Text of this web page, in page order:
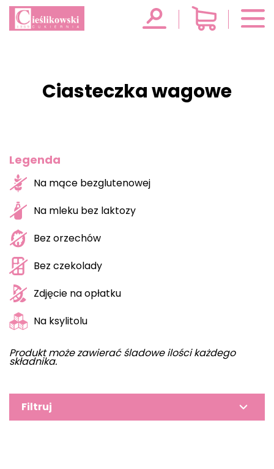
Ciasteczka wagowe
Legenda
Na mące bezglutenowej
Na mleku bez laktozy
Bez orzechów
Bez czekolady
Zdjęcie na opłatku
Na ksylitolu
Produkt może zawierać śladowe ilości każdego
składnika.
Filtruj